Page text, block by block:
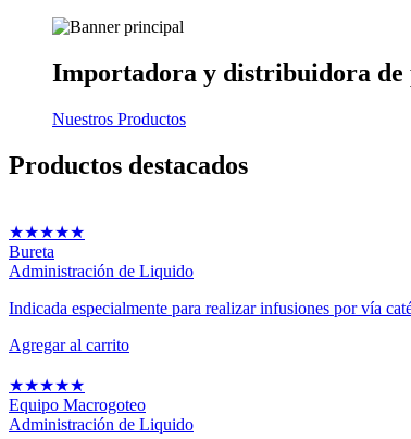
Importadora y distribuidora de
Nuestros Productos
Productos destacados
★★★★★
Bureta
Administración de Liquido
Indicada especialmente para realizar infusiones por vía
Agregar al carrito
★★★★★
Equipo Macrogoteo
Administración de Liquido